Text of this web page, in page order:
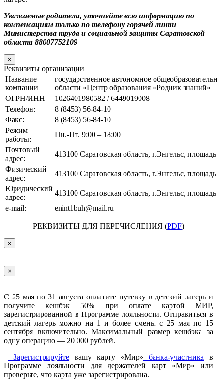
Уважаемые родители, уточняйте всю информацию по
компенсациям только по телефону горячей линии
Министерства труда и социальной защиты Саратовской
области 88007752109
×
Реквизиты организации
Название
компании
государственное автономное
области «Центр образования «Родник знаний»
ОГРН/ИНН
1026401980582 / 6449019008
Телефон:
8 (8453) 56-84-10
Факс:
8 (8453) 56-84-10
Режим
работы:
Пн.-Пт. 9:00 – 18:00
Почтовый
адрес:
413100 Саратовская область, г.Энгельс,
Физический
адрес:
413100 Саратовская область, г.Энгельс,
Юридический
адрес:
413100 Саратовская область, г.Энгельс,
e-mail:
enint1buh@mail.ru
РЕКВИЗИТЫ ДЛЯ ПЕРЕЧИСЛЕНИЯ (PDF)
×
×
С 25 мая по 31 августа оплатите путевку в детский лагерь и
получите кешбэк 50% при оплате картой МИР,
зарегистрированной в Программе лояльности. Отправиться в
детский лагерь можно на 1 и более смены с 25 мая по 15
сентября включительно. Максимальный размер кешбэка за
одну операцию — 20 000 рублей.
– Зарегистрируйте вашу карту «Мир» банка-участника в
Программе лояльности для держателей карт «Мир» или
проверьте, что карта уже зарегистрирована.